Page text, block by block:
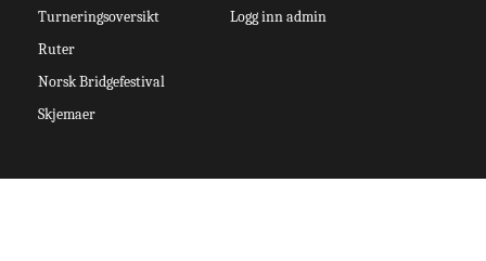
Turneringsoversikt
Ruter
Norsk Bridgefestival
Skjemaer
Logg inn admin